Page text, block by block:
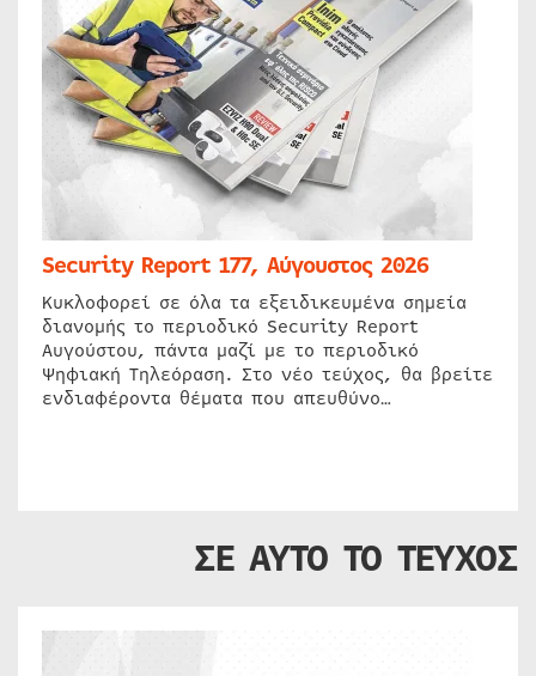
Security Report 177, Αύγουστος 2026
Κυκλοφορεί σε όλα τα εξειδικευμένα σημεία
διανομής το περιοδικό Security Report
Αυγούστου, πάντα μαζί με το περιοδικό
Ψηφιακή Τηλεόραση. Στο νέο τεύχος, θα βρείτε
ενδιαφέροντα θέματα που απευθύνο…
ΣΕ ΑΥΤΟ ΤΟ ΤΕΥΧΟΣ